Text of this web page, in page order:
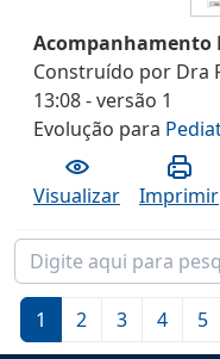
Acompanhamento
Construído por Dra
13:08- versão 1
Evolução para
Visualizar Imprimir
1 2 3 4 5